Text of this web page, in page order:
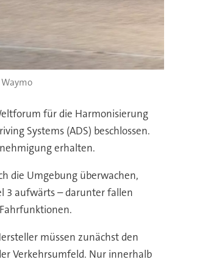
Waymo
für die Harmonisierung
Systems (ADS) beschlossen.
erhalten.
die Umgebung überwachen,
3 aufwärts – darunter fallen
müssen zunächst den
Verkehrsumfeld. Nur innerhalb